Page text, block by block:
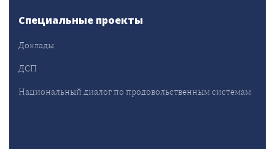
Специальные проекты
Доклады
ДСП
Национальный диалог по продовольственным системам